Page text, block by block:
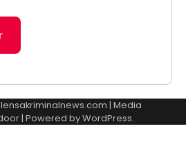
lensakriminalnews.com | Media
| Powered byWordPress.